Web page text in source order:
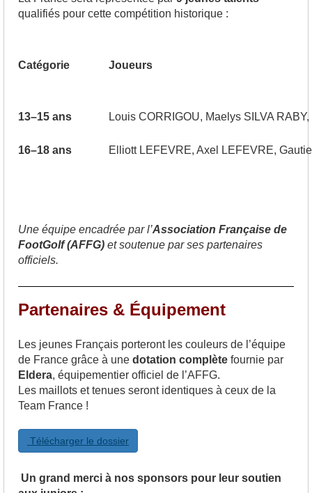
qualifiés pour cette compétition historique :
Catégorie Joueurs
13–15 ans Louis CORRIGOU, Maelys SILVA
16–18 ans Elliott LEFEVRE, Axel LEFEVRE,
Une équipe encadrée par l’Association Française de
FootGolf (AFFG) et soutenue par ses partenaires
officiels.
Partenaires & Équipement
Les jeunes Français porteront les couleurs de l’équipe
de France grâce à une dotation complète fournie par
Eldera, équipementier officiel de l’AFFG.
Les maillots et tenues seront identiques à ceux de la
Team France !
Télécharger le dossier
Un grand merci à nos sponsors pour leur soutien